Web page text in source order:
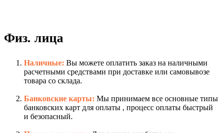
Физ. лица
Наличные: Вы можете оплатить заказ на наличными
расчетными средствами при доставке или самовывозе
товара со склада.
Банковские карты: Мы принимаем все основные типы
банковских карт для оплаты , процесс оплаты быстрый
и безопасный.